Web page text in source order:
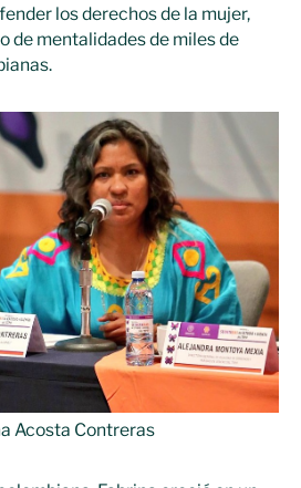
los derechos de la mujer,
de mentalidades de miles de
Acosta Contreras